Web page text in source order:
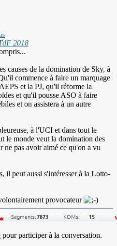
2018
causes de la domination de Sky, à
commence à faire un marquage
et la PJ, qu'il réforme la
et qu'il pousse ASO à faire
et on assistera à un autre
à l'UCI et dans tout le
le monde veut la domination des
ne pas avoir aimé ce qu'on a vu
il peut aussi s'intéresser à la Lotto-
provocateur
pour participer à la conversation.